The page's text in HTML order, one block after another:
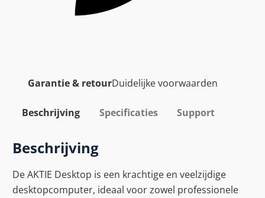
Garantie & retourDuidelijke voorwaarden
Beschrijving Specificaties Support
Beschrijving
De AKTIE Desktop is een krachtige en veelzijdige
desktopcomputer, ideaal voor zowel professionele